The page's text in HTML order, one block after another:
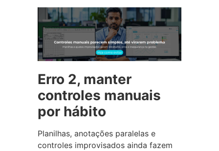
Erro 2, manter
controles manuais
por hábito
Planilhas, anotações paralelas e
controles improvisados ainda fazem